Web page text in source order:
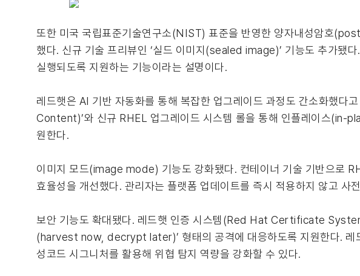
또한 미국 국립표준기술연구소(NIST) 표준을 반영한 양자내성암호
했다. 신규 기술 프리뷰인 ‘실드 이미지(sealed image)’ 기능도 추가됐
실행되도록 지원하는 기능이라는 설명이다.
레드햇은 AI 기반 자동화를 통해 복잡한 업그레이드 과정도 간소화했
Content)’와 신규 RHEL 업그레이드 시스템 롤을 통해 인플레이스(in-
원한다.
이미지 모드(image mode) 기능도 강화됐다. 컨테이너 기술 기반으로
효율성을 개선했다. 관리자는 플랫폼 업데이트를 즉시 적용하지 않고 사
보안 기능도 확대됐다. 레드햇 인증 시스템(Red Hat Certificate
(harvest now, decrypt later)’ 형태의 공격에 대응하도록 지원한다.
성코드 시그니처를 활용해 위협 탐지 역량을 강화할 수 있다.